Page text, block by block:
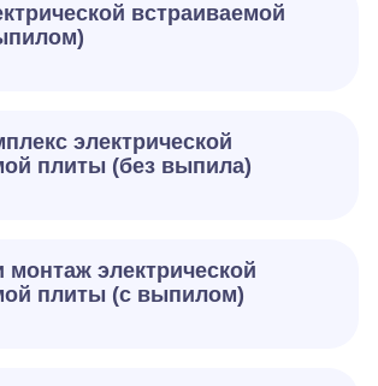
встраиваемой
электрической
плиты (без выпила)
электрической
плиты (с выпилом)